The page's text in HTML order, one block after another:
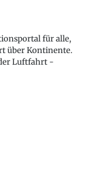
für alle,
über Kontinente.
Luftfahrt -